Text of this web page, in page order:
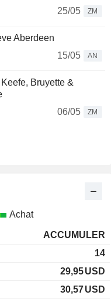
25/05
ZM
Aberdeen
15/05
AN
Bruyette &
06/05
ZM
Achat
ACCUMULER
14
29,95USD
30,57USD